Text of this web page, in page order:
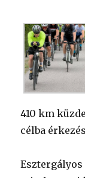
410 km
célba